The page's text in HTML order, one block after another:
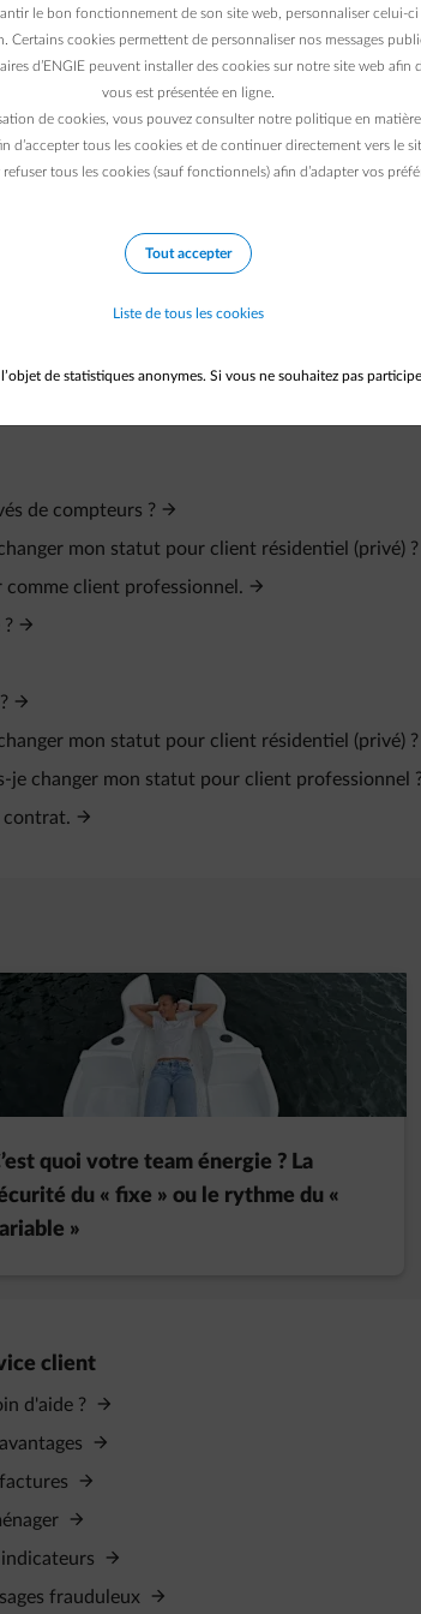
de compteurs ?
mon statut pour client résidentiel (privé) ?
comme client professionnel.
mon statut pour client résidentiel (privé) ?
je changer mon statut pour client professionnel
contrat.
onglet
quoi votre team énergie ? La
du « fixe » ou le rythme du «
»
client
d'aide ?
indicateurs
frauduleux
le bon fonctionnement de son site web, personnaliser celui-
Certains cookies permettent de personnaliser nos messages
d’ENGIE peuvent installer des cookies sur notre site web
vous est présentée en ligne.
de cookies, vous pouvez consulter notre politique en
d’accepter tous les cookies et de continuer directement vers le
tous les cookies (sauf fonctionnels) afin d’adapter vos
Tout accepter
Liste de tous les cookies
de statistiques anonymes. Si vous ne souhaitez pas